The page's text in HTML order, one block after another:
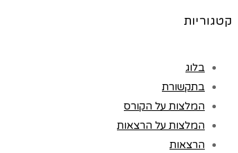
קטגוריות
בלוג
בתקשורת
המלצות על הקורס
המלצות על הרצאות
הרצאות